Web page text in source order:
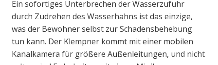
Ein sofortiges Unterbrechen der Wasserzufuhr
durch Zudrehen des Wasserhahns ist das einzige,
was der Bewohner selbst zur Schadensbehebung
tun kann. Der Klempner kommt mit einer mobilen
Kanalkamera für größere Außenleitungen, und nicht